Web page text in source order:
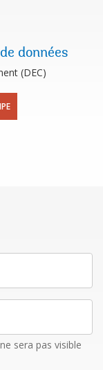
données
(DEC)
sera pas visible